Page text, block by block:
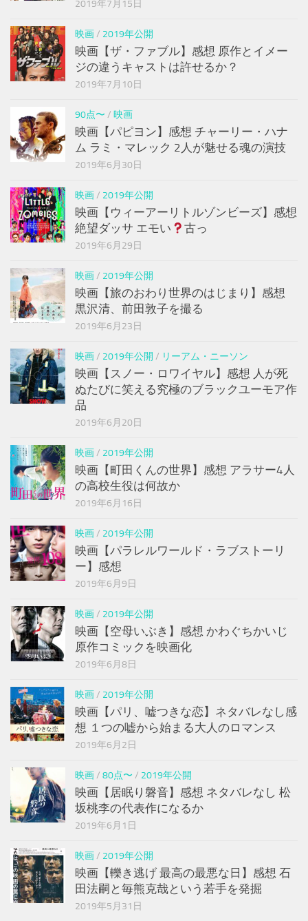
2019年7月15日
映画/ 2019年公開
映画【ザ・ファブル】感想 原作とイメー
ジの違うキャストは許せるか？
2019年7月10日
90点〜 / 映画
映画【パピヨン】感想 チャーリー・ハナ
ム ラミ・マレック 2人が魅せる魂の演技
2019年6月30日
映画/ 2019年公開
映画【ウィーアーリトルゾンビーズ】感想
絶望ダッサ エモい
古っ
2019年6月29日
映画/ 2019年公開
映画【旅のおわり世界のはじまり】感想
黒沢清、前田敦子を撮る
2019年6月23日
映画/ 2019年公開 / リーアム・ニーソン
映画【スノー・ロワイヤル】感想 人が死
ぬたびに笑える究極のブラックユーモア作
品
2019年6月20日
映画/ 2019年公開
映画【町田くんの世界】感想 アラサー4人
の高校生役は何故か
2019年6月16日
映画/ 2019年公開
映画【パラレルワールド・ラブストーリ
ー】感想
2019年6月9日
映画/ 2019年公開
映画【空母いぶき】感想 かわぐちかいじ
原作コミックを映画化
2019年6月8日
映画/ 2019年公開
映画【パリ、嘘つきな恋】ネタバレなし感
想 １つの嘘から始まる大人のロマンス
2019年6月2日
映画/ 80点〜 / 2019年公開
映画【居眠り磐音】感想 ネタバレなし 松
坂桃李の代表作になるか
2019年6月1日
映画/ 2019年公開
映画【轢き逃げ 最高の最悪な日】感想 石
田法嗣と毎熊克哉という若手を発掘
2019年5月31日